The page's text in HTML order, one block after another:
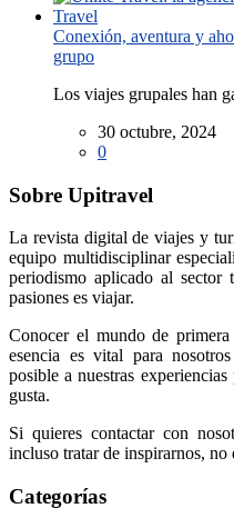
Conexión, aventura y
grupo
Los viajes grupales han
30 octubre, 2024
0
Sobre Upitravel
La revista digital de viajes y
equipo multidisciplinar
periodismo aplicado al sector
pasiones es viajar.
Conocer el mundo de
esencia es vital para
posible a nuestras
gusta.
Si quieres contactar con
incluso tratar de inspirarnos, no
Categorías